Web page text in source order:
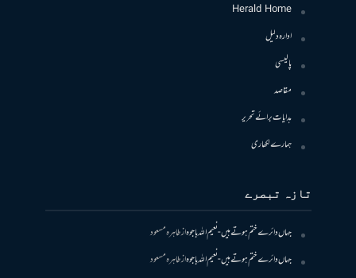
Herald Home
ادارہ دلیل
پالیسی
مقاصد
ہدایات برائے تحریر
ہمارے لکھاری
تازہ تبصرے
جہاں دائرے ختم ہوتے ہیں- نعیم اللہ باجوہازطاہرہ مسعود
جہاں دائرے ختم ہوتے ہیں- نعیم اللہ باجوہازطاہرہ مسعود